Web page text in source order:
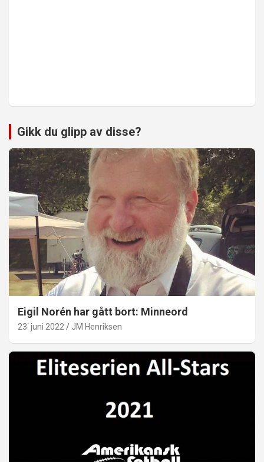
Gikk du glipp av disse?
Eigil Norén har gått bort: Minneord
23. juni 2022 JM Henriksen